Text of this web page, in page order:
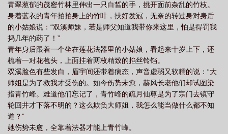
青翠葱郁的茂密竹林里伸出一只白皙的手，挑开面前杂乱的竹枝。
身着蓝衣的青年拍拍身上的竹叶，扶好发冠，无奈的转过身对身后
的小姑娘说：“双溪师妹，若是师父知道我带你来这里，怕是得罚我
捣几年的药了！”
青年身后跟着一个坐在莲花法器里的小姑娘，看起来十岁上下，还
梳着一对花苞头，上面挂着两枚精致的掐丝铃铛。
双溪脸色有些发白，眉宇间还带着病态，声音虚弱又软糯的说：“大
师姐是为了救我才受伤的。如今伤势未愈，赫风长老他们却试图染
指青竹峰。难道他们忘记了，青竹峰的疏月仙尊是为了宗门去镇守
轮回井才下落不明的？这么欺负大师姐，我怎么能当做什么都不知
道？”
她伤势未愈，全靠着法器才能上青竹峰。